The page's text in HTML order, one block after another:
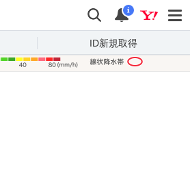
検索 通知
i
ID新規取得